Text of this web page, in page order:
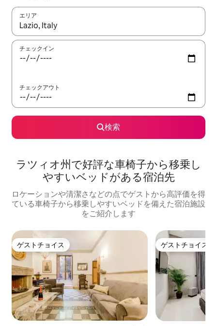
エリア
検索結果が表示されたら、上下の矢印キーを使って移動するか
チェックイン
チェックアウト
検索
ラツィオ州で好評な車椅子から移乗し
やすいベッドがある宿泊先
ロケーションや清潔さなどの点でゲストから高評価を得
ている車椅子から移乗しやすいベッドを備えた宿泊施設
をご紹介します
ゲストチョイス
ゲストチョイス ゲストチョイス
ゲストチョイス